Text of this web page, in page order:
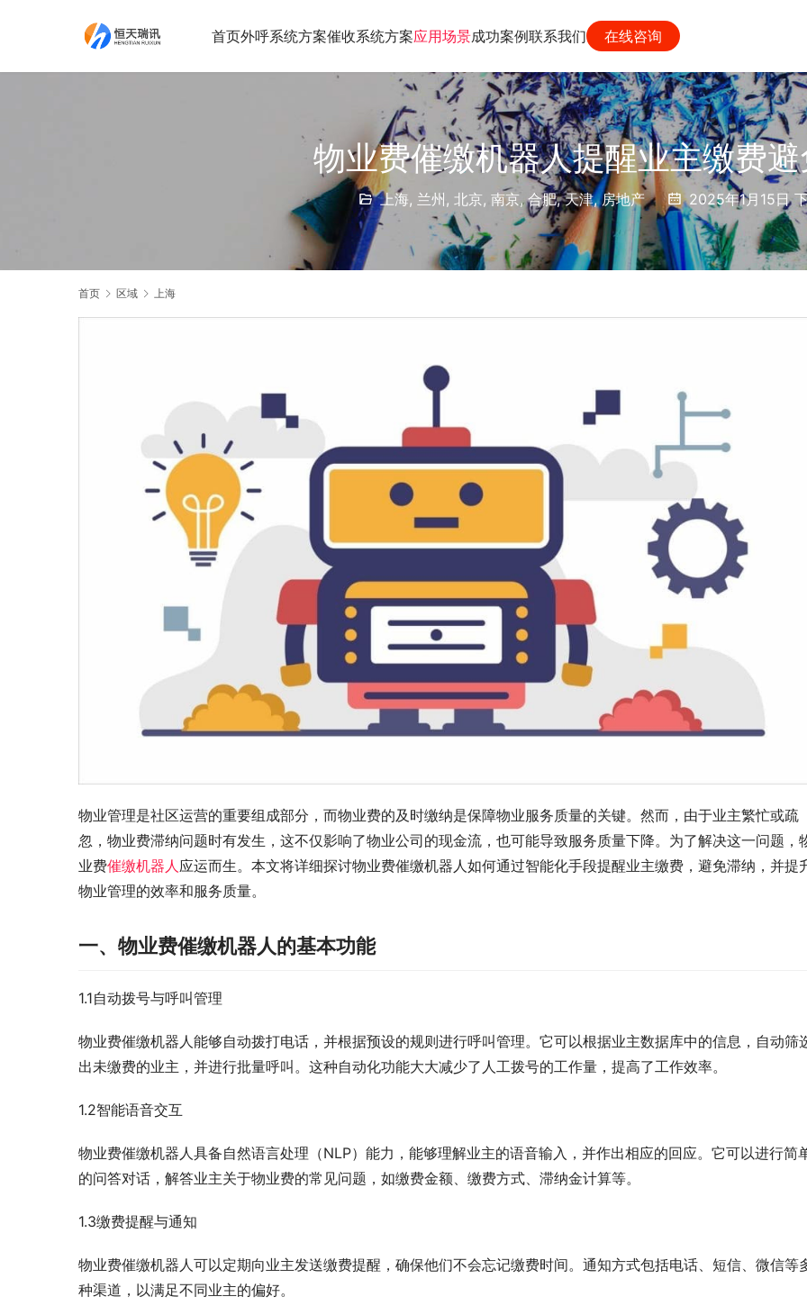
首页外呼系统方案催收系统方案应用场景成功案例联系我们 在线咨询
物业费催缴机器人提醒业主缴费
上海, 兰州 , 北京, 南京,合肥,天津,房地产 2025年1月15日
首页 区域 上海
物业管理是社区运营的重要组成部分，而物业费的及时缴纳是保障物业服务质量的关键。然而，由于业主繁忙或疏
忽，物业费滞纳问题时有发生，这不仅影响了物业公司的现金流，也可能导致服务质量下降。为了解决这一问题，
业费催缴机器人 应运而生。本文将详细探讨物业费催缴机器人如何通过智能化手段提醒业主缴费，避免滞纳，并提
物业管理的效率和服务质量。
一、物业费催缴机器人的基本功能
1.1自动拨号与呼叫管理
物业费催缴机器人能够自动拨打电话，并根据预设的规则进行呼叫管理。它可以根据业主数据库中的信息，自动筛
出未缴费的业主，并进行批量呼叫。这种自动化功能大大减少了人工拨号的工作量，提高了工作效率。
1.2智能语音交互
物业费催缴机器人具备自然语言处理（NLP）能力，能够理解业主的语音输入，并作出相应的回应。它可以进行简
的问答对话，解答业主关于物业费的常见问题，如缴费金额、缴费方式、滞纳金计算等。
1.3缴费提醒与通知
物业费催缴机器人可以定期向业主发送缴费提醒，确保他们不会忘记缴费时间。通知方式包括电话、短信、微信等
种渠道，以满足不同业主的偏好。